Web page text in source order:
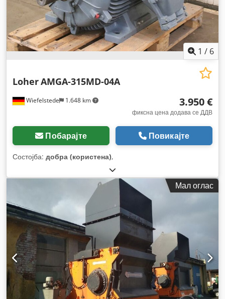
1 / 6
Wiefelstede 1.648 km
LoherAMGA-315MD-04A
3.950 €
фиксна цена додава се ДДВ
Побарајте Повикајте
Состојба: добра (користена),
Мал оглас